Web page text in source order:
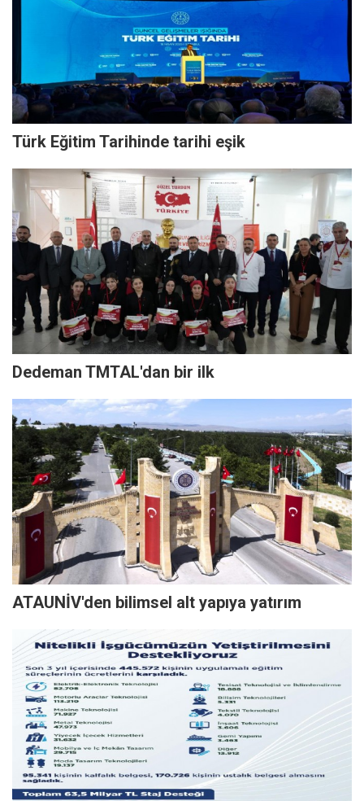
Türk Eğitim Tarihinde tarihi eşik
Dedeman TMTAL'dan bir ilk
ATAUNİV'den bilimsel alt yapıya yatırım